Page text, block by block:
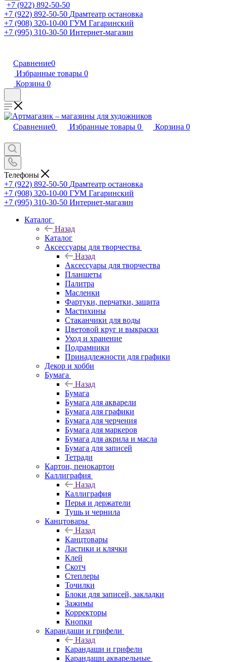
+7 (922) 892-50-50
+7 (922) 892-50-50 Драмтеатр остановка
+7 (908) 320-10-00 ГУМ Гагаринский
+7 (995) 310-30-50 Интернет-магазин
Сравнение0
Избранные товары 0
Корзина 0
Сравнение0 Избранные товары 0 Корзина 0
Телефоны
+7 (922) 892-50-50 Драмтеатр остановка
+7 (908) 320-10-00 ГУМ Гагаринский
+7 (995) 310-30-50 Интернет-магазин
Каталог
Назад
Каталог
Аксессуары для творчества
Назад
Аксессуары для творчества
Планшеты
Палитра
Масленки
Фартуки, перчатки, защита
Мастихины
Стаканчики для воды
Цветовой круг и выкраски
Уход и хранение
Подрамники
Принадлежности для графики
Декор и хобби
Бумага
Назад
Бумага
Бумага для акварели
Бумага для графики
Бумага для черчения
Бумага для маркеров
Бумага для акрила и масла
Бумага для записей
Тетради
Картон, пенокартон
Каллиграфия
Назад
Каллиграфия
Перья и держатели
Тушь и чернила
Канцтовары
Назад
Канцтовары
Ластики и клячки
Клей
Скотч
Степлеры
Точилки
Блоки для записей, закладки
Зажимы
Корректоры
Кнопки
Карандаши и грифели
Назад
Карандаши и грифели
Карандаши акварельные